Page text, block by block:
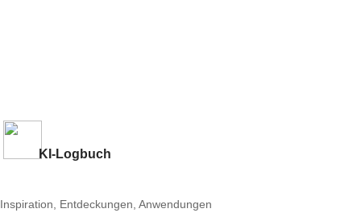
KI-Logbuch
Inspiration, Entdeckungen, Anwendungen